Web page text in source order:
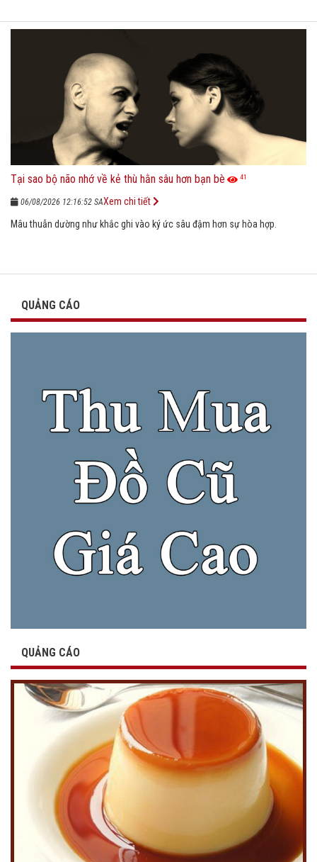
Tại sao bộ não nhớ về kẻ thù hằn sâu hơn bạn bè 41
06/08/2026 12:16:52 SA
Mâu thuẫn dường như khắc ghi vào ký ức sâu đậm hơn sự hòa hợp.
Xem chi tiết
QUẢNG CÁO
QUẢNG CÁO